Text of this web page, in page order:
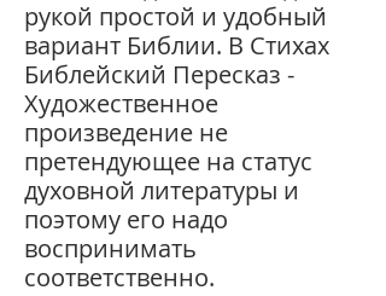
рукой простой и удобный
вариант Библии. В Стихах
Библейский Пересказ -
Художественное
произведение не
претендующее на статус
духовной литературы и
поэтому его надо
воспринимать
соответственно.